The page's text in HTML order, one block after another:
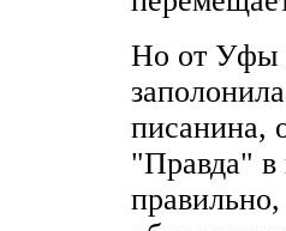
Но от Уфы
писанина,
"Правда" в